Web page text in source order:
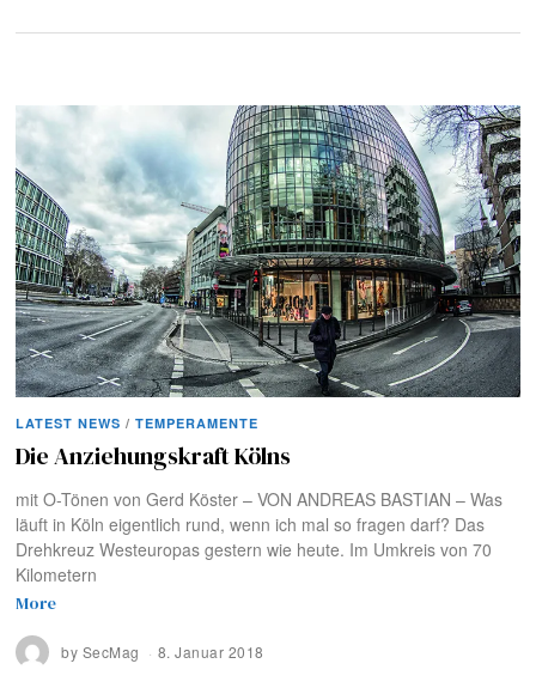
LATEST NEWS / TEMPERAMENTE
Die Anziehungskraft Kölns
mit O-Tönen von Gerd Köster – VON ANDREAS BASTIAN – Was
läuft in Köln eigentlich rund, wenn ich mal so fragen darf? Das
Drehkreuz Westeuropas gestern wie heute. Im Umkreis von 70
Kilometern
More
by SecMag 8. Januar 2018